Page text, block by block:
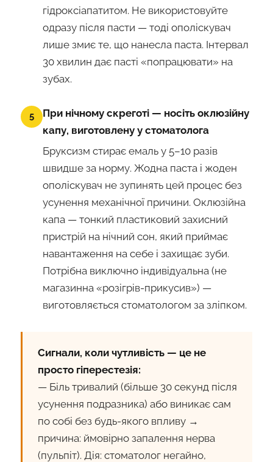
гідроксіапатитом. Не використовуйте
одразу після пасти — тоді ополіскувач
лише змиє те, що нанесла паста. Інтервал
30 хвилин дає пасті «попрацювати» на
зубах.
5
При нічному скреготі — носіть оклюзійну
капу, виготовлену у стоматолога
Бруксизм стирає емаль у 5–10 разів
швидше за норму. Жодна паста і жоден
ополіскувач не зупинять цей процес без
усунення механічної причини. Оклюзійна
капа — тонкий пластиковий захисний
пристрій на нічний сон, який приймає
навантаження на себе і захищає зуби.
Потрібна виключно індивідуальна (не
магазинна «розігрів-прикусив») —
виготовляється стоматологом за зліпком.
Сигнали, коли чутливість — це не
просто гіперестезія:
— Біль тривалий (більше 30 секунд після
усунення подразника) або виникає сам
по собі без будь-якого впливу →
причина: ймовірно запалення нерва
(пульпіт). Дія: стоматолог негайно,